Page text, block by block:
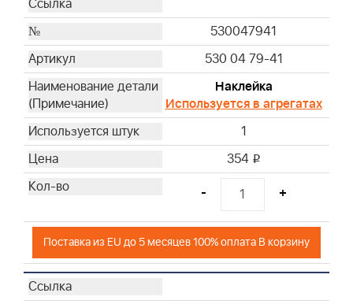
530047941
530 04 79-41
Наклейка
Используется в агрегатах
1
354 i
- +
Поставка из EU до 5 месяцев 100% оплата В корзину